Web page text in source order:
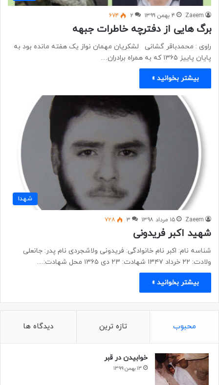
Zaeem ۴ بهمن ۱۳۹۹ ۲ ۶۷۴
برگ هایی از دفترچه خاطرات جبهه
راوی : محمدباقر گشانی لشکریان مهمان نواز یک هفته مانده بود به
پایان پاییز ۱۳۶۵ که به همراه برادران…
بیشتر بخوانید »
شهدا
Zaeem ۱۵ مرداد ۱۳۹۸ ۳ ۷۲۸
شهید اکبر فریدونی
شناسه نام: اکبر نام خانوادگی: فریدونی ولاشجردی نام پدر: جانعلی
ولادت: ۲۲ خرداد ۱۳۴۷ شهادت: ۲۳ دی ۱۳۶۵ محل شهادت:…
بیشتر بخوانید »
محبوب تازه ترین دیدگاه ها
خوابیدن در قبر
۱۳ بهمن ۱۳۹۹